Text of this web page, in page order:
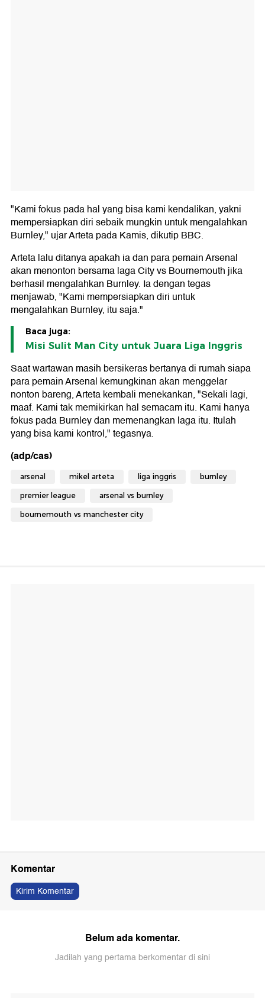
"Kami fokus pada hal yang bisa kami kendalikan, yakni
mempersiapkan diri sebaik mungkin untuk mengalahkan
Burnley," ujar Arteta pada Kamis, dikutip BBC.
Arteta lalu ditanya apakah ia dan para pemain Arsenal
akan menonton bersama laga City vs Bournemouth jika
berhasil mengalahkan Burnley. Ia dengan tegas
menjawab, "Kami mempersiapkan diri untuk
mengalahkan Burnley, itu saja."
Baca juga:
Misi Sulit Man City untuk Juara Liga Inggris
Saat wartawan masih bersikeras bertanya di rumah siapa
para pemain Arsenal kemungkinan akan menggelar
nonton bareng, Arteta kembali menekankan, "Sekali lagi,
maaf. Kami tak memikirkan hal semacam itu. Kami hanya
fokus pada Burnley dan memenangkan laga itu. Itulah
yang bisa kami kontrol," tegasnya.
(adp/cas)
arsenal mikel arteta liga inggris burnley
premier league arsenal vs burnley
bournemouth vs manchester city
Komentar
Kirim Komentar
Belum ada komentar.
Jadilah yang pertama berkomentar di sini